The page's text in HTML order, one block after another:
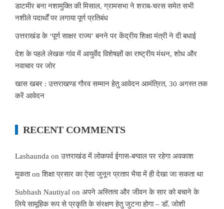
डाटमीर बना नशामुक्ति की मिसाल, ग्रामसभा ने शराब-चरस समेत सभी
नशीले पदार्थों पर लगाया पूर्ण प्रतिबंध
उत्तराखंड के ‘पूर्ण साक्षर राज्य’ बनने पर केंद्रीय शिक्षा मंत्री ने दी बधाई
देश के पहले लेखक गांव में आयुर्वेद विशेषज्ञों का राष्ट्रीय मंथन, शोध और
नवाचार पर जोर
खास खबर : उत्तराखण्ड गौरव सम्मान हेतु आवेदन आमंत्रित, 30 अगस्त तक
करें आवेदन
RECENT COMMENTS
Lashaunda onउत्तराखंड में लोकपर्व ईगास-बग्वाल पर रहेगा अवकाश
मुकताonशिक्षा प्रसार का ऐसा जुनून प्रताप भैया में ही देखा जा सकता था
Subhash Nautiyal on अपने अस्तित्व और जीवन के सार को बचाने के
लिये सामूहिक रूप से प्रकृति के संरक्षण हेतु जुटना होगा – डॉ. जोशी